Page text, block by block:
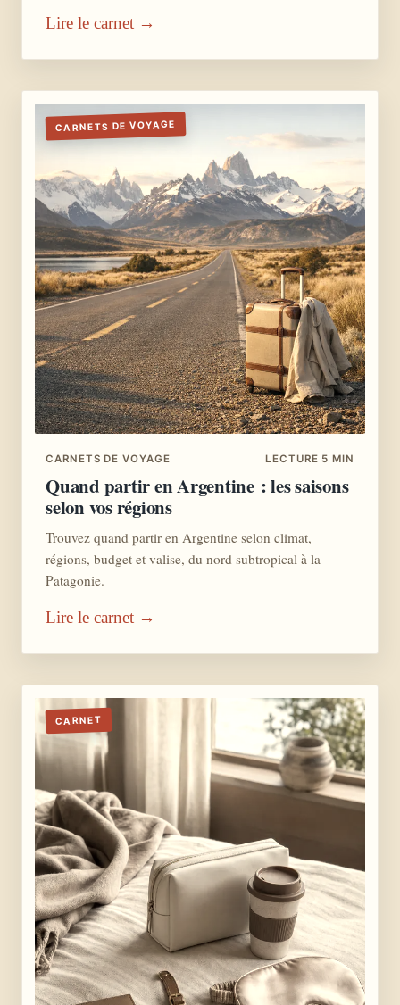
Lire le carnet →
CARNETS DE VOYAGE
CARNETS DE VOYAGE LECTURE 5 MIN
Quand partir en Argentine : les saisons
selon vos régions
Trouvez quand partir en Argentine selon climat,
régions, budget et valise, du nord subtropical à la
Patagonie.
Lire le carnet →
CARNET